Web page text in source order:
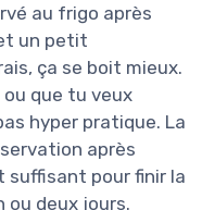
au frigo après
un petit
ça se boit mieux.
que tu veux
hyper pratique. La
après
suffisant pour finir la
ou deux jours.